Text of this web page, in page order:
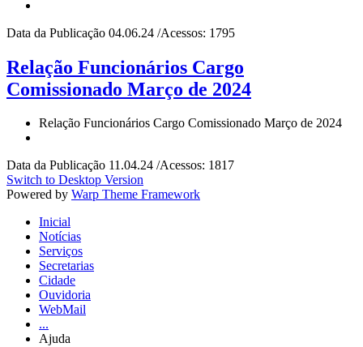
Data da Publicação 04.06.24 /Acessos: 1795
Relação Funcionários Cargo
Comissionado Março de 2024
Relação Funcionários Cargo Comissionado Março de 2024
Data da Publicação 11.04.24 /Acessos: 1817
Switch to Desktop Version
Powered by Warp Theme Framework
Inicial
Notícias
Serviços
Secretarias
Cidade
Ouvidoria
WebMail
...
Ajuda